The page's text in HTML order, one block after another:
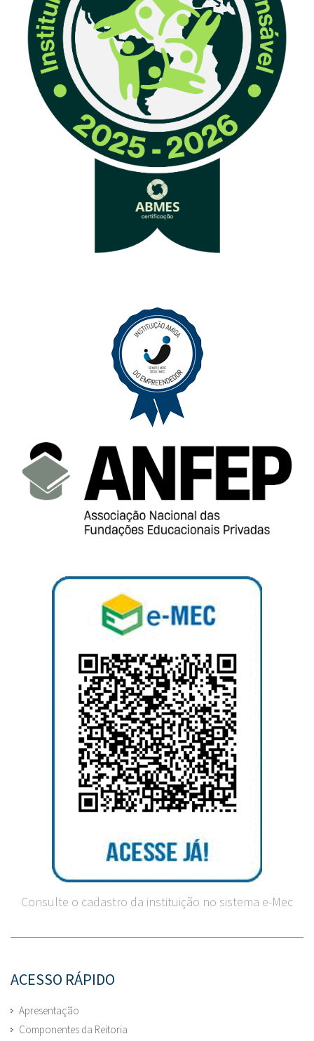
Consulte o cadastro da instituição no sistema e-Mec
ACESSO RÁPIDO
Apresentação
Componentes da Reitoria